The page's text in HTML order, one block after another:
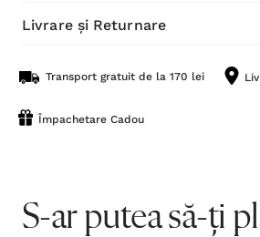
Livrare și Returnare
Transport gratuit de la 170 lei
Împachetare Cadou
S-ar putea să-ți